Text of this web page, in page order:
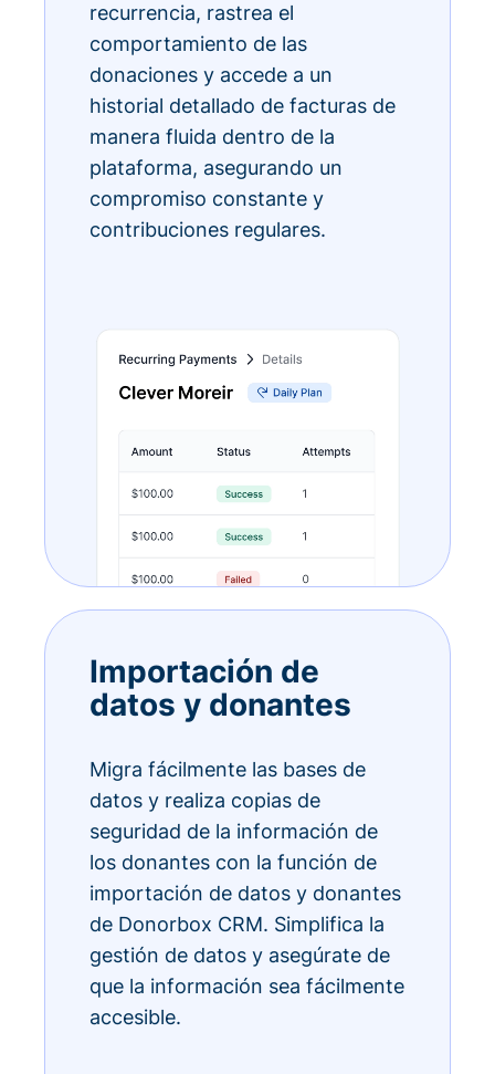
recurrencia, rastrea el
comportamiento de las
donaciones y accede a un
historial detallado de facturas de
manera fluida dentro de la
plataforma, asegurando un
compromiso constante y
contribuciones regulares.
Importación de
datos y donantes
Migra fácilmente las bases de
datos y realiza copias de
seguridad de la información de
los donantes con la función de
importación de datos y donantes
de Donorbox CRM. Simplifica la
gestión de datos y asegúrate de
que la información sea fácilmente
accesible.